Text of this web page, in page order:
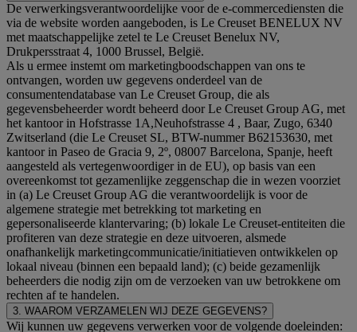
De verwerkingsverantwoordelijke voor de e-commercediensten die
via de website worden aangeboden, is Le Creuset BENELUX NV
met maatschappelijke zetel te Le Creuset Benelux NV,
Drukpersstraat 4, 1000 Brussel, België.
Als u ermee instemt om marketingboodschappen van ons te
ontvangen, worden uw gegevens onderdeel van de
consumentendatabase van Le Creuset Group, die als
gegevensbeheerder wordt beheerd door Le Creuset Group AG, met
het kantoor in Hofstrasse 1A,Neuhofstrasse 4 , Baar, Zugo, 6340
Zwitserland (die Le Creuset SL, BTW-nummer B62153630, met
kantoor in Paseo de Gracia 9, 2º, 08007 Barcelona, Spanje, heeft
aangesteld als vertegenwoordiger in de EU), op basis van een
overeenkomst tot gezamenlijke zeggenschap die in wezen voorziet
in (a) Le Creuset Group AG die verantwoordelijk is voor de
algemene strategie met betrekking tot marketing en
gepersonaliseerde klantervaring; (b) lokale Le Creuset-entiteiten die
profiteren van deze strategie en deze uitvoeren, alsmede
onafhankelijk marketingcommunicatie/initiatieven ontwikkelen op
lokaal niveau (binnen een bepaald land); (c) beide gezamenlijk
beheerders die nodig zijn om de verzoeken van uw betrokkene om
rechten af te handelen.
3. WAAROM VERZAMELEN WIJ DEZE GEGEVENS?
Wij kunnen uw gegevens verwerken voor de volgende doeleinden: